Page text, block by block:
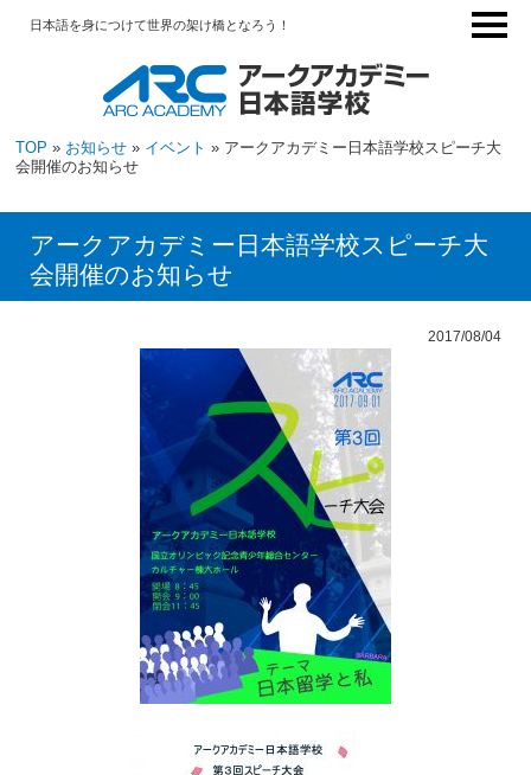
日本語を身につけて世界の架け橋となろう！
TOP » お知らせ » イベント » アークアカデミー日本語学校スピーチ大
会開催のお知らせ
アークアカデミー日本語学校スピーチ大
会開催のお知らせ
2017/08/04